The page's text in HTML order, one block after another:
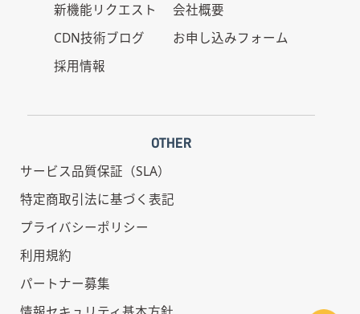
新機能リクエスト
CDN技術ブログ
採用情報
会社概要
お申し込みフォーム
OTHER
サービス品質保証（SLA）
特定商取引法に基づく表記
プライバシーポリシー
利用規約
パートナー募集